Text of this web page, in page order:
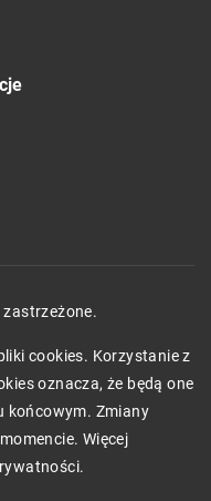
cookies. Korzystanie z
oznacza, że będą one
końcowym. Zmiany
Więcej
.